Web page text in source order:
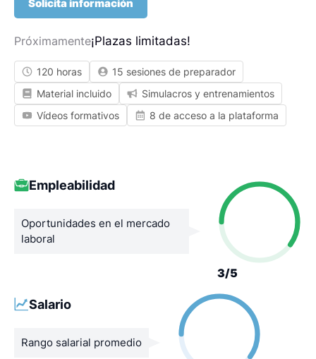
Solicita información
Próximamente¡Plazas limitadas!
120 horas
15 sesiones de preparador
Material incluido
Simulacros y entrenamientos
Vídeos formativos
8 de acceso a la plataforma
Empleabilidad
Oportunidades en el mercado
laboral
3/5
Salario
Rango salarial promedio